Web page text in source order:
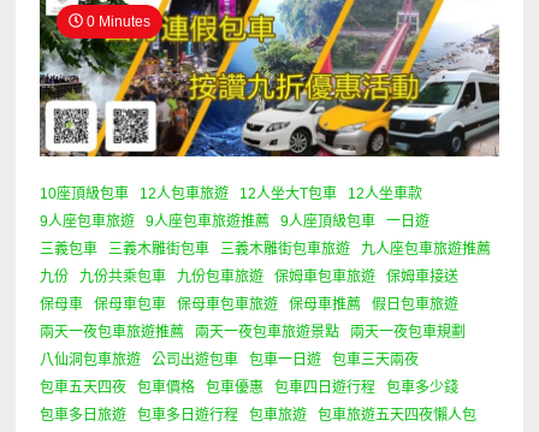
0 Minutes
10座頂級包車 12人包車旅遊 12人坐大T包車
12人坐車款
9人座包車旅遊
9人座包車旅遊推薦 9人座頂級包車
一日遊
三義包車
三義木雕街包車 三義木雕街包車旅遊
九人座包車旅遊推薦
九份
九份共乘包車 九份包車旅遊 保姆車包車旅遊
保姆車接送
保母車
保母車包車 保母車包車旅遊 保母車推薦
假日包車旅遊
兩天一夜包車旅遊推薦
兩天一夜包車旅遊景點
兩天一夜包車規劃
八仙洞包車旅遊
公司出遊包車 包車一日遊
包車三天兩夜
包車五天四夜
包車價格 包車優惠 包車四日遊行程
包車多少錢
包車多日旅遊
包車多日遊行程 包車旅遊
包車旅遊五天四夜懶人包